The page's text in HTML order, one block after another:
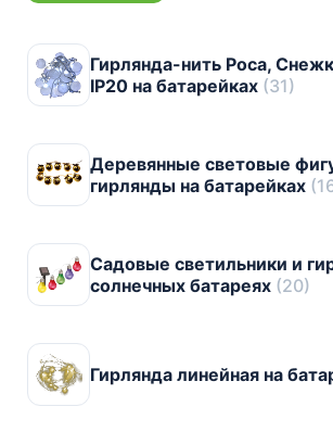
Гирлянда-нить Роса,
IP20 на батарейках (31)
Деревянные световые
гирлянды на батарейках
Садовые светильники и
солнечных батареях (20)
Гирлянда линейная на